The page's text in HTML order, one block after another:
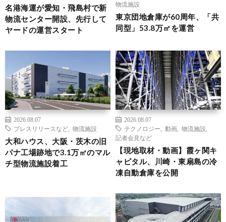
名港海運が愛知・飛島村で新
物流センター開設、先行して
ヤードの運営スタート
物流施設
東京団地倉庫が60周年、「共
同型」53.8万㎡を運営
2026.08.07
プレスリリースなど
物流施設
大和ハウス、大阪・茨木の旧
パナ工場跡地で3.1万㎡のマル
チ型物流施設着工
2026.08.07
テクノロジー
動画 物流施設
記者会見など
【現地取材・動画】霞ヶ関キ
ャピタル、川崎・東扇島の冷
凍自動倉庫を公開